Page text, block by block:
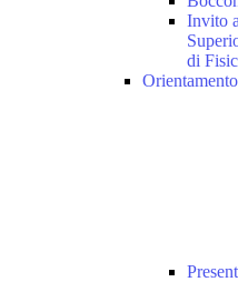
Invito
di